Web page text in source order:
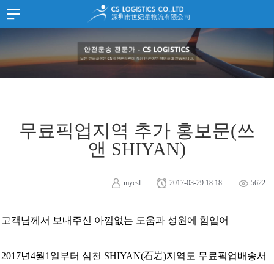
HOME SITEMAP
JOIN LOGIN
회사소개
고객지원
서류양식
홍보자료
중국 심천
무료픽업지역 추가 홍보문(쓰
앤 SHIYAN)
mycsl 2017-03-29 18:18 5622
고객님께서 보내주신 아낌없는 도움과 성원에 힘입어
2017년4월1일부터 심천 SHIYAN(石岩)지역도 무료픽업배송서